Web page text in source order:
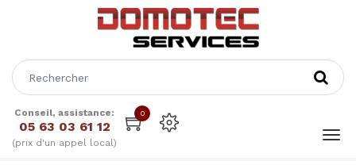
Conseil, assistance:
05 63 03 61 12
(prix d'un appel local)
0